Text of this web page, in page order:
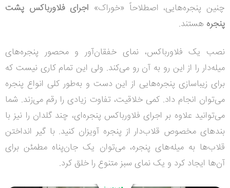
چنین پنجره‌هایی، اصطلاحاً «خوراک» اجرای فلاورباکس پشت
پنجره هستند.
نصب یک فلاورباکس، نمای خفقان‌آور و محصور پنجره‌های
میله‌دار را از این رو به آن رو می‌کند. ولی این تمام کاری نیست که
برای زیباسازی پنجره‌هایی از این دست و به‌طور کلی انواع پنجره
می‌توان انجام داد. کمی خلاقیت، تفاوت زیادی را رقم می‌زند. شما
می‌توانید علاوه بر اجرای فلاورباکس پنجره‌ای، چند گلدان را نیز با
بندهای مخصوص قلاب‌دار از پنجره آویزان کنید. با گیر انداختن
قلاب‌ها به میله‌های پنجره، می‌توان یک جان‌پناه مطمئن برای
آن‌ها ایجاد کرد و یک نمای سبز متنوع را خلق کرد.